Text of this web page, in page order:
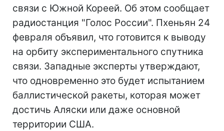
связи с Южной Кореей. Об этом сообщает
радиостанция "Голос России". Пхеньян 24
февраля объявил, что готовится к выводу
на орбиту экспериментального спутника
связи. Западные эксперты утверждают,
что одновременно это будет испытанием
баллистической ракеты, которая может
достичь Аляски или даже основной
территории США.